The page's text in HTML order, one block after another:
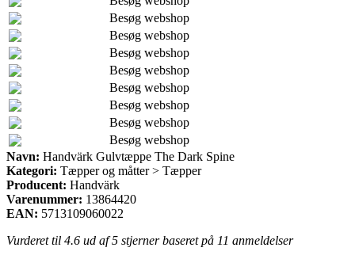
Besøg webshop
Besøg webshop
Besøg webshop
Besøg webshop
Besøg webshop
Besøg webshop
Besøg webshop
Besøg webshop
Navn: Handvärk Gulvtæppe The Dark Spine
Kategori: Tæpper og måtter > Tæpper
Producent: Handvärk
Varenummer: 13864420
EAN: 5713109060022
Vurderet til 4.6 ud af 5 stjerner baseret på 11 anmeldelser